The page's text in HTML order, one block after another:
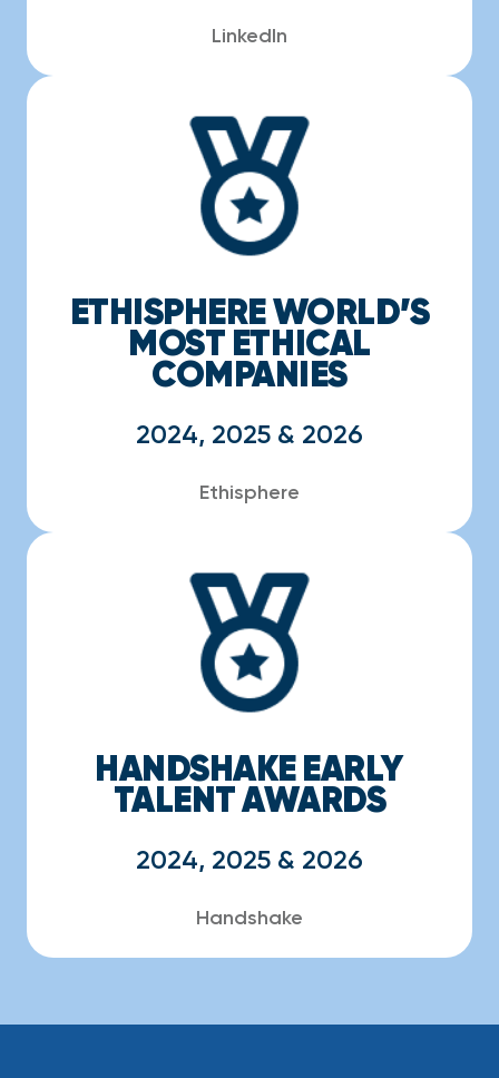
LinkedIn
ETHISPHERE WORLD’S
MOST ETHICAL
COMPANIES
2024, 2025 & 2026
Ethisphere
HANDSHAKE EARLY
TALENT AWARDS
2024, 2025 & 2026
Handshake